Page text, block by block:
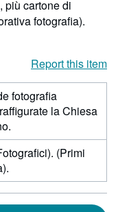
più cartone di
fotografia).
Report this item
fotografia
la Chiesa
(Primi